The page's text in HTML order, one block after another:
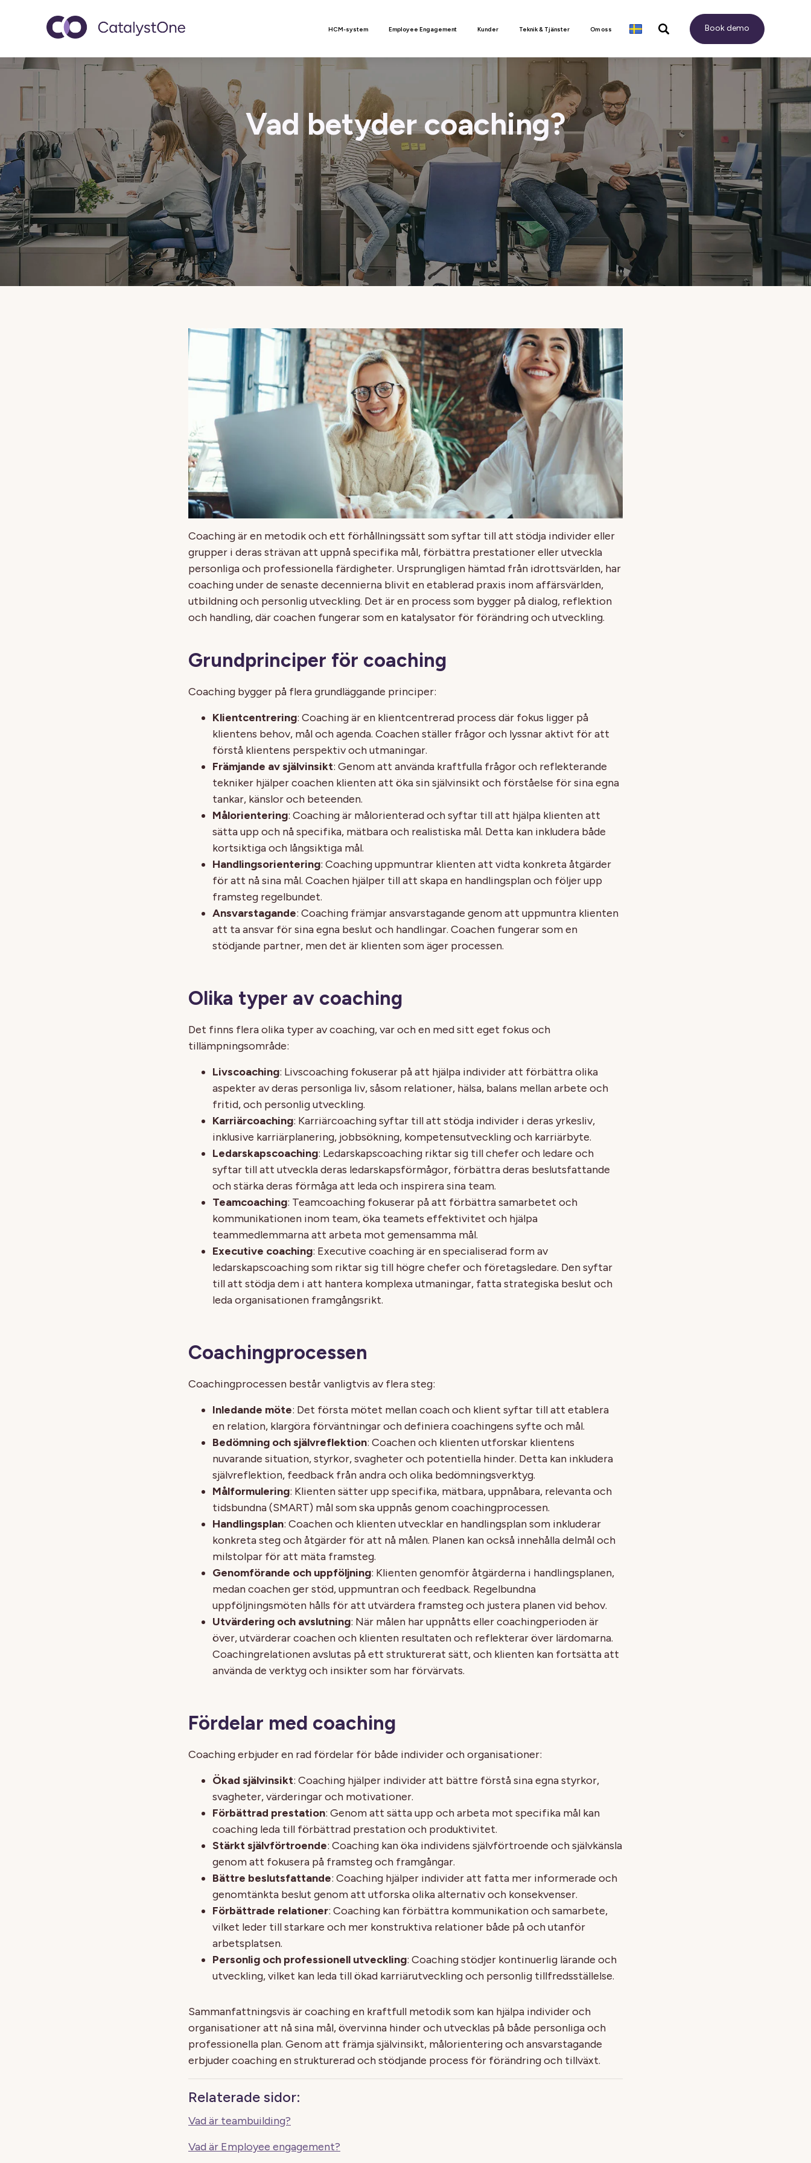
Toggle navigation HCM-system Employee Engagement Kunder Teknik & Tjänster Om oss Book demo
Vad betyder coaching?
Coaching är en metodik och ett förhållningssätt som syftar till att stödja individer eller
grupper i deras strävan att uppnå specifika mål, förbättra prestationer eller utveckla
personliga och professionella färdigheter. Ursprungligen hämtad från idrottsvärlden, har
coaching under de senaste decennierna blivit en etablerad praxis inom affärsvärlden,
utbildning och personlig utveckling. Det är en process som bygger på dialog, reflektion
och handling, där coachen fungerar som en katalysator för förändring och utveckling.
Grundprinciper för coaching
Coaching bygger på flera grundläggande principer:
Klientcentrering: Coaching är en klientcentrerad process där fokus ligger på
klientens behov, mål och agenda. Coachen ställer frågor och lyssnar aktivt för att
förstå klientens perspektiv och utmaningar.
Främjande av självinsikt: Genom att använda kraftfulla frågor och reflekterande
tekniker hjälper coachen klienten att öka sin självinsikt och förståelse för sina egna
tankar, känslor och beteenden.
Målorientering: Coaching är målorienterad och syftar till att hjälpa klienten att
sätta upp och nå specifika, mätbara och realistiska mål. Detta kan inkludera både
kortsiktiga och långsiktiga mål.
Handlingsorientering: Coaching uppmuntrar klienten att vidta konkreta åtgärder
för att nå sina mål. Coachen hjälper till att skapa en handlingsplan och följer upp
framsteg regelbundet.
Ansvarstagande: Coaching främjar ansvarstagande genom att uppmuntra klienten
att ta ansvar för sina egna beslut och handlingar. Coachen fungerar som en
stödjande partner, men det är klienten som äger processen.
Olika typer av coaching
Det finns flera olika typer av coaching, var och en med sitt eget fokus och
tillämpningsområde:
Livscoaching: Livscoaching fokuserar på att hjälpa individer att förbättra olika
aspekter av deras personliga liv, såsom relationer, hälsa, balans mellan arbete och
fritid, och personlig utveckling.
Karriärcoaching: Karriärcoaching syftar till att stödja individer i deras yrkesliv,
inklusive karriärplanering, jobbsökning, kompetensutveckling och karriärbyte.
Ledarskapscoaching: Ledarskapscoaching riktar sig till chefer och ledare och
syftar till att utveckla deras ledarskapsförmågor, förbättra deras beslutsfattande
och stärka deras förmåga att leda och inspirera sina team.
Teamcoaching: Teamcoaching fokuserar på att förbättra samarbetet och
kommunikationen inom team, öka teamets effektivitet och hjälpa
teammedlemmarna att arbeta mot gemensamma mål.
Executive coaching: Executive coaching är en specialiserad form av
ledarskapscoaching som riktar sig till högre chefer och företagsledare. Den syftar
till att stödja dem i att hantera komplexa utmaningar, fatta strategiska beslut och
leda organisationen framgångsrikt.
Coachingprocessen
Coachingprocessen består vanligtvis av flera steg:
Inledande möte: Det första mötet mellan coach och klient syftar till att etablera
en relation, klargöra förväntningar och definiera coachingens syfte och mål.
Bedömning och självreflektion: Coachen och klienten utforskar klientens
nuvarande situation, styrkor, svagheter och potentiella hinder. Detta kan inkludera
självreflektion, feedback från andra och olika bedömningsverktyg.
Målformulering: Klienten sätter upp specifika, mätbara, uppnåbara, relevanta och
tidsbundna (SMART) mål som ska uppnås genom coachingprocessen.
Handlingsplan: Coachen och klienten utvecklar en handlingsplan som inkluderar
konkreta steg och åtgärder för att nå målen. Planen kan också innehålla delmål och
milstolpar för att mäta framsteg.
Genomförande och uppföljning: Klienten genomför åtgärderna i handlingsplanen,
medan coachen ger stöd, uppmuntran och feedback. Regelbundna
uppföljningsmöten hålls för att utvärdera framsteg och justera planen vid behov.
Utvärdering och avslutning: När målen har uppnåtts eller coachingperioden är
över, utvärderar coachen och klienten resultaten och reflekterar över lärdomarna.
Coachingrelationen avslutas på ett strukturerat sätt, och klienten kan fortsätta att
använda de verktyg och insikter som har förvärvats.
Fördelar med coaching
Coaching erbjuder en rad fördelar för både individer och organisationer:
Ökad självinsikt: Coaching hjälper individer att bättre förstå sina egna styrkor,
svagheter, värderingar och motivationer.
Förbättrad prestation: Genom att sätta upp och arbeta mot specifika mål kan
coaching leda till förbättrad prestation och produktivitet.
Stärkt självförtroende: Coaching kan öka individens självförtroende och självkänsla
genom att fokusera på framsteg och framgångar.
Bättre beslutsfattande: Coaching hjälper individer att fatta mer informerade och
genomtänkta beslut genom att utforska olika alternativ och konsekvenser.
Förbättrade relationer: Coaching kan förbättra kommunikation och samarbete,
vilket leder till starkare och mer konstruktiva relationer både på och utanför
arbetsplatsen.
Personlig och professionell utveckling: Coaching stödjer kontinuerlig lärande och
utveckling, vilket kan leda till ökad karriärutveckling och personlig tillfredsställelse.
Sammanfattningsvis är coaching en kraftfull metodik som kan hjälpa individer och
organisationer att nå sina mål, övervinna hinder och utvecklas på både personliga och
professionella plan. Genom att främja självinsikt, målorientering och ansvarstagande
erbjuder coaching en strukturerad och stödjande process för förändring och tillväxt.
Relaterade sidor:
Vad är teambuilding?
Vad är Employee engagement?